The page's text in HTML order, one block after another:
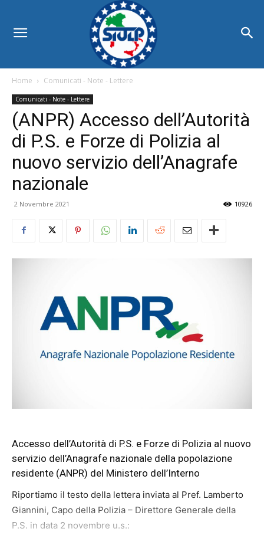
Home Comunicati - Note - Lettere
Comunicati - Note - Lettere
(ANPR) Accesso dell’Autorità
di P.S. e Forze di Polizia al
nuovo servizio dell’Anagrafe
nazionale
2 Novembre 2021 10926
Accesso dell’Autorità di P.S. e Forze di Polizia al nuovo
servizio dell’Anagrafe nazionale della popolazione
residente (ANPR) del Ministero dell’Interno
Riportiamo il testo della lettera inviata al Pref. Lamberto
Giannini, Capo della Polizia – Direttore Generale della
P.S. in data 2 novembre u.s.: